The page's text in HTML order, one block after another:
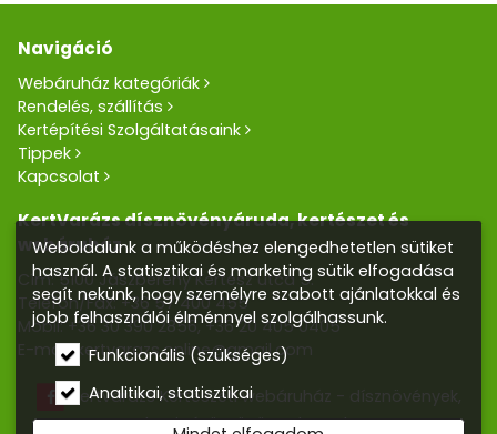
Navigáció
Webáruház kategóriák
Rendelés, szállítás
Kertépítési Szolgáltatásaink
Tippek
Kapcsolat
KertVarázs dísznövényáruda, kertészet és
webáruház
Cím: 5100 Jászberény Kertész utca 5.
Telefon/Fax: +36 57 400 455
Mobil:+36 30 390 2856,+36 20 405 0405
E-mail:kertvarazs.online@gmail.com
Kertvarázs Kertészeti webáruház - dísznövények,
kerti tó, öntözőrendszerek
Weboldalunk a működéshez elengedhetetlen sütiket
használ. A statisztikai és marketing sütik elfogadása
segít nekünk, hogy személyre szabott ajánlatokkal és
jobb felhasználói élménnyel szolgálhassunk.
Funkcionális (szükséges)
Analitikai, statisztikai